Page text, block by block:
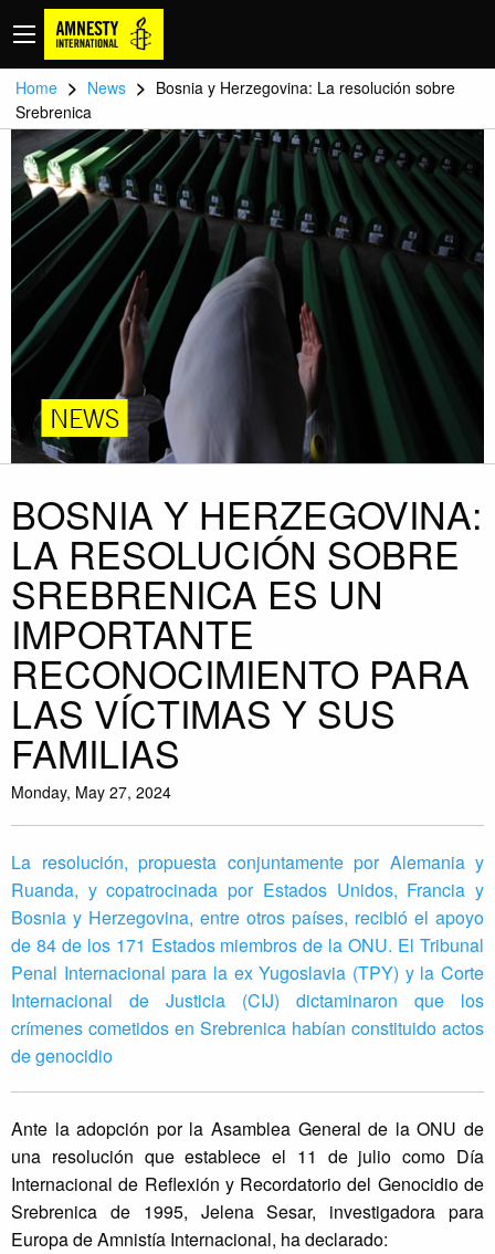
Home > News > Bosnia y Herzegovina: La resolución sobre
Srebrenica
NEWS
BOSNIA Y HERZEGOVINA:
LA RESOLUCIÓN SOBRE
SREBRENICA ES UN
IMPORTANTE
RECONOCIMIENTO PARA
LAS VÍCTIMAS Y SUS
FAMILIAS
Monday, May 27, 2024
La resolución, propuesta conjuntamente por Alemania y
Ruanda, y copatrocinada por Estados Unidos, Francia y
Bosnia y Herzegovina, entre otros países, recibió el apoyo
de 84 de los 171 Estados miembros de la ONU. El Tribunal
Penal Internacional para la ex Yugoslavia (TPY) y la Corte
Internacional de Justicia (CIJ) dictaminaron que los
crímenes cometidos en Srebrenica habían constituido actos
de genocidio
Ante la adopción por la Asamblea General de la ONU de
una resolución que establece el 11 de julio como Día
Internacional de Reflexión y Recordatorio del Genocidio de
Srebrenica de 1995, Jelena Sesar, investigadora para
Europa de Amnistía Internacional, ha declarado: